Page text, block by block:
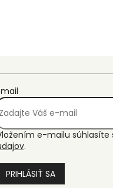
e-mailu súhlasíte
.
PRIHLÁSIŤ SA